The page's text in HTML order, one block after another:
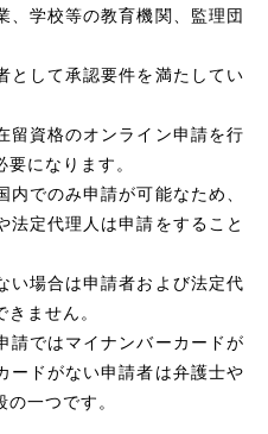
、学校等の教育機関、監理団
として承認要件を満たしてい
留資格のオンライン申請を行
になります。
でのみ申請が可能なため、
法定代理人は申請をすること
い場合は申請者および法定代
ません。
請ではマイナンバーカードが
ードがない申請者は弁護士や
一つです。